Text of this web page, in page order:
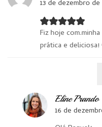
13 de dezembro
Fiz hoje
prática e
Eline Prando
16 de